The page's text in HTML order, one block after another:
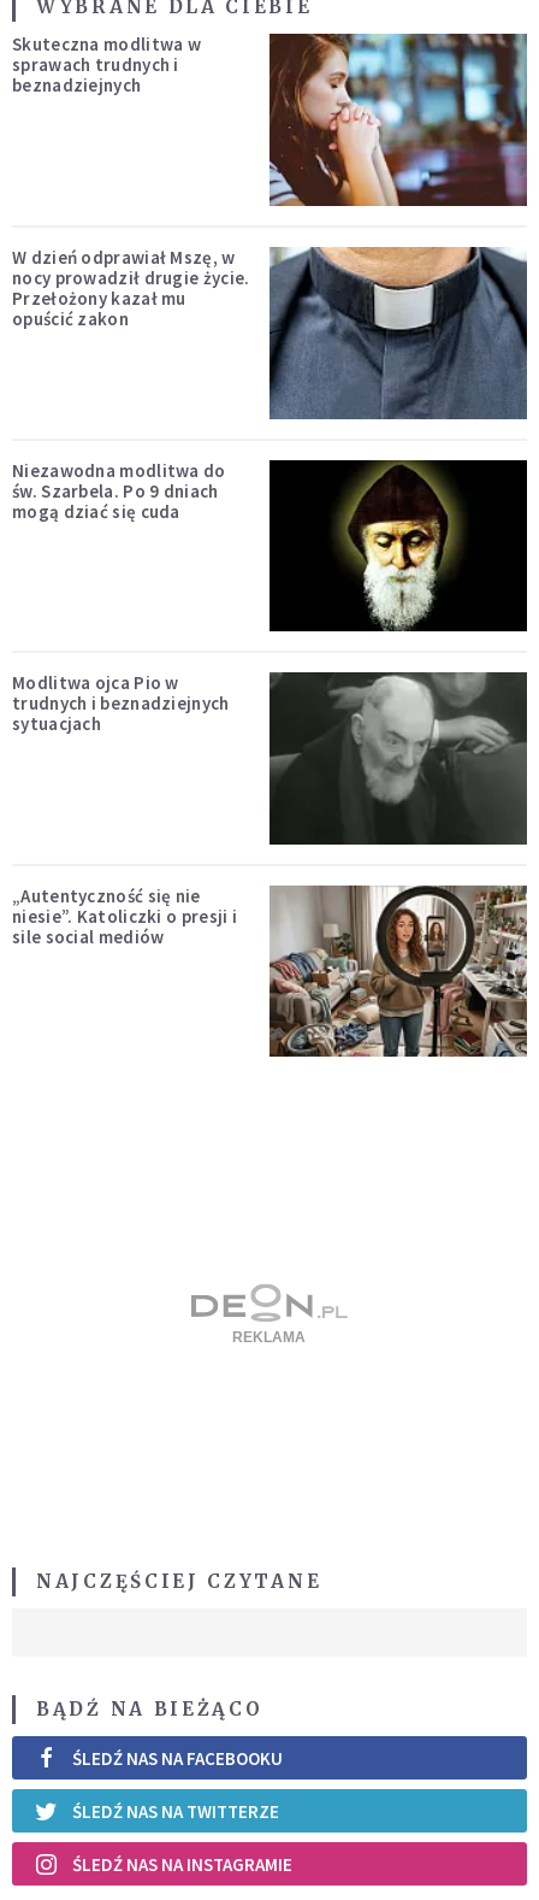
WYBRANE DLA CIEBIE
Skuteczna modlitwa w
sprawach trudnych i
beznadziejnych
W dzień odprawiał Mszę, w
nocy prowadził drugie życie.
Przełożony kazał mu
opuścić zakon
Niezawodna modlitwa do
św. Szarbela. Po 9 dniach
mogą dziać się cuda
Modlitwa ojca Pio w
trudnych i beznadziejnych
sytuacjach
„Autentyczność się nie
niesie”. Katoliczki o presji i
sile social mediów
NAJCZĘŚCIEJ CZYTANE
BĄDŹ NA BIEŻĄCO
ŚLEDŹ NAS NA FACEBOOKU
ŚLEDŹ NAS NA TWITTERZE
ŚLEDŹ NAS NA INSTAGRAMIE